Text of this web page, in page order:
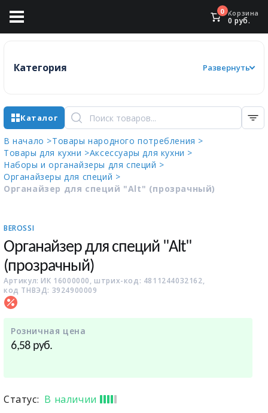
0 Корзина
0 руб.
Категория Развернуть
Каталог
В начало >Товары народного потребления >
Товары для кухни >Аксессуары для кухни >
Наборы и органайзеры для специй >
Органайзеры для специй >
Органайзер для специй "Alt" (прозрачный)
BEROSSI
Органайзер для специй "Alt"
(прозрачный)
Артикул: ИК 16000000, штрих-код: 4811244032162,
код ТНВЭД: 3924900009
Розничная цена
6,58 руб.
Статус: В наличии